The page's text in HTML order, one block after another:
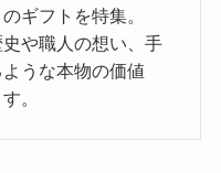
ギフトを特集。
や職人の想い、手
うな本物の価値
。